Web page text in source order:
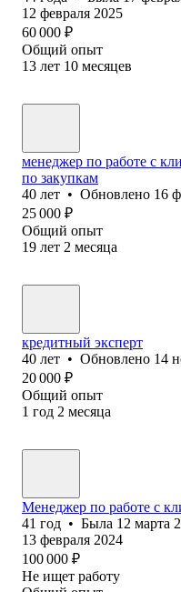
12 февраля 2025
60 000 ₽
Общий опыт
13 лет 10 месяцев
менеджер по работе с
по закупкам
40 лет • Обновлено 16
25 000 ₽
Общий опыт
19 лет 2 месяца
кредитный эксперт
40 лет • Обновлено 14
20 000 ₽
Общий опыт
1 год 2 месяца
Менеджер по работе с
41 год • Была 12 марта
13 февраля 2024
100 000 ₽
Не ищет работу